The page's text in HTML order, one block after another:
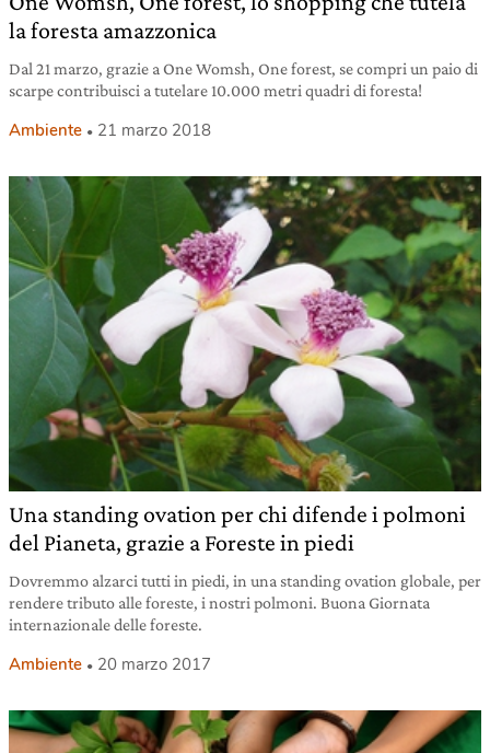
la foresta amazzonica
Dal 21 marzo, grazie a One Womsh, One forest, se compri un paio di
scarpe contribuisci a tutelare 10.000 metri quadri di foresta!
Ambiente 21 marzo 2018
Una standing ovation per chi difende i polmoni
del Pianeta, grazie a Foreste in piedi
Dovremmo alzarci tutti in piedi, in una standing ovation globale, per
rendere tributo alle foreste, i nostri polmoni. Buona Giornata
internazionale delle foreste.
Ambiente 20 marzo 2017